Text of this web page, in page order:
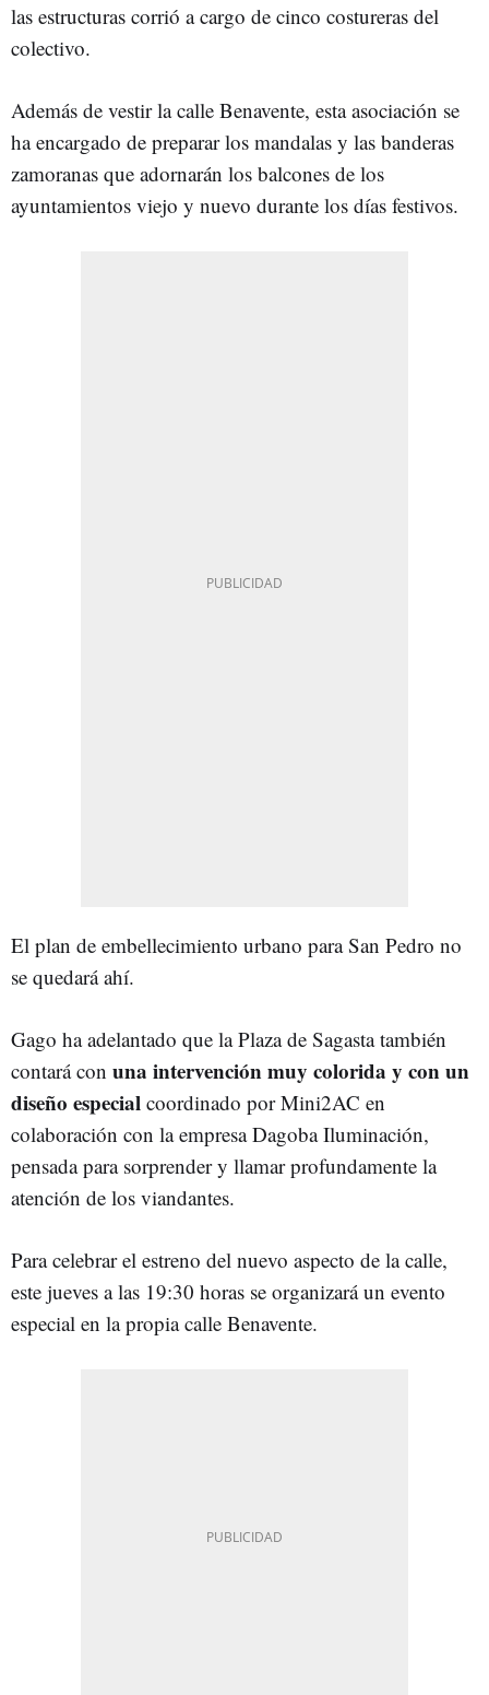
las estructuras corrió a cargo de cinco costureras del
colectivo.
Además de vestir la calle Benavente, esta asociación se
ha encargado de preparar los mandalas y las banderas
zamoranas que adornarán los balcones de los
ayuntamientos viejo y nuevo durante los días festivos.
El plan de embellecimiento urbano para San Pedro no
se quedará ahí.
Gago ha adelantado que la Plaza de Sagasta también
contará con una intervención muy colorida y con un
diseño especial coordinado por Mini2AC en
colaboración con la empresa Dagoba Iluminación,
pensada para sorprender y llamar profundamente la
atención de los viandantes.
Para celebrar el estreno del nuevo aspecto de la calle,
este jueves a las 19:30 horas se organizará un evento
especial en la propia calle Benavente.